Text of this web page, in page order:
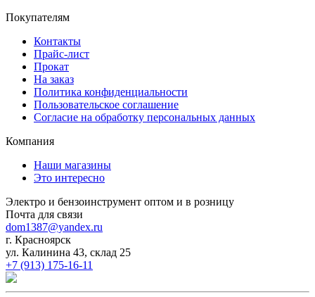
Покупателям
Контакты
Прайс-лист
Прокат
На заказ
Политика конфиденциальности
Пользовательское соглашение
Согласие на обработку персональных данных
Компания
Наши магазины
Это интересно
Электро и бензоинструмент оптом и в розницу
Почта для связи
dom1387@yandex.ru
г. Красноярск
ул. Калинина 43, склад 25
+7 (913) 175-16-11